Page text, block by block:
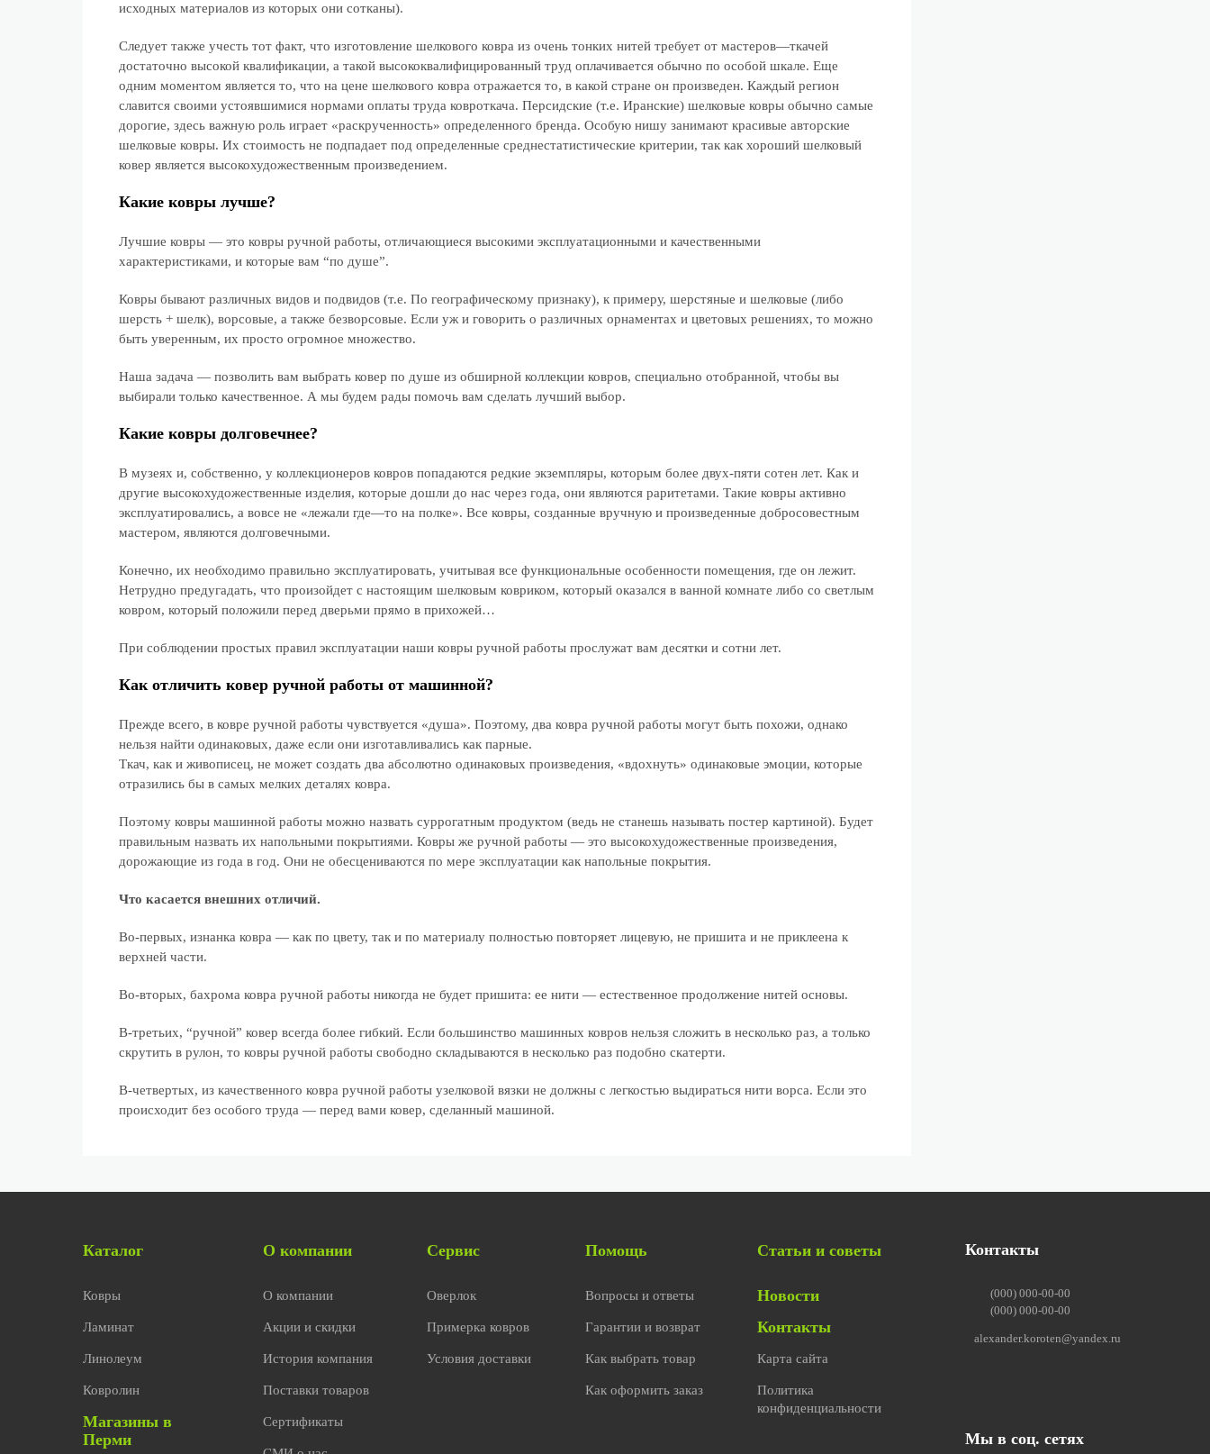
исходных материалов из которых они сотканы).
Следует также учесть тот факт, что изготовление шелкового ковра из очень тонких нитей требует от мастеров—ткачей
достаточно высокой квалификации, а такой высококвалифицированный труд оплачивается обычно по особой шкале. Еще
одним моментом является то, что на цене шелкового ковра отражается то, в какой стране он произведен. Каждый регион
славится своими устоявшимися нормами оплаты труда ковроткача. Персидские (т.е. Иранские) шелковые ковры обычно самые
дорогие, здесь важную роль играет «раскрученность» определенного бренда. Особую нишу занимают красивые авторские
шелковые ковры. Их стоимость не подпадает под определенные среднестатистические критерии, так как хороший шелковый
ковер является высокохудожественным произведением.
Какие ковры лучше?
Лучшие ковры — это ковры ручной работы, отличающиеся высокими эксплуатационными и качественными
характеристиками, и которые вам “по душе”.
Ковры бывают различных видов и подвидов (т.е. По географическому признаку), к примеру, шерстяные и шелковые (либо
шерсть + шелк), ворсовые, а также безворсовые. Если уж и говорить о различных орнаментах и цветовых решениях, то можно
быть уверенным, их просто огромное множество.
Наша задача — позволить вам выбрать ковер по душе из обширной коллекции ковров, специально отобранной, чтобы вы
выбирали только качественное. А мы будем рады помочь вам сделать лучший выбор.
Какие ковры долговечнее?
В музеях и, собственно, у коллекционеров ковров попадаются редкие экземпляры, которым более двух-пяти сотен лет. Как и
другие высокохудожественные изделия, которые дошли до нас через года, они являются раритетами. Такие ковры активно
эксплуатировались, а вовсе не «лежали где—то на полке». Все ковры, созданные вручную и произведенные добросовестным
мастером, являются долговечными.
Конечно, их необходимо правильно эксплуатировать, учитывая все функциональные особенности помещения, где он лежит.
Нетрудно предугадать, что произойдет с настоящим шелковым ковриком, который оказался в ванной комнате либо со светлым
ковром, который положили перед дверьми прямо в прихожей…
При соблюдении простых правил эксплуатации наши ковры ручной работы прослужат вам десятки и сотни лет.
Как отличить ковер ручной работы от машинной?
Прежде всего, в ковре ручной работы чувствуется «душа». Поэтому, два ковра ручной работы могут быть похожи, однако
нельзя найти одинаковых, даже если они изготавливались как парные.
Ткач, как и живописец, не может создать два абсолютно одинаковых произведения, «вдохнуть» одинаковые эмоции, которые
отразились бы в самых мелких деталях ковра.
Поэтому ковры машинной работы можно назвать суррогатным продуктом (ведь не станешь называть постер картиной). Будет
правильным назвать их напольными покрытиями. Ковры же ручной работы — это высокохудожественные произведения,
дорожающие из года в год. Они не обесцениваются по мере эксплуатации как напольные покрытия.
Что касается внешних отличий.
Во-первых, изнанка ковра — как по цвету, так и по материалу полностью повторяет лицевую, не пришита и не приклеена к
верхней части.
Во-вторых, бахрома ковра ручной работы никогда не будет пришита: ее нити — естественное продолжение нитей основы.
В-третьих, “ручной” ковер всегда более гибкий. Если большинство машинных ковров нельзя сложить в несколько раз, а только
скрутить в рулон, то ковры ручной работы свободно складываются в несколько раз подобно скатерти.
В-четвертых, из качественного ковра ручной работы узелковой вязки не должны с легкостью выдираться нити ворса. Если это
происходит без особого труда — перед вами ковер, сделанный машиной.
Каталог
Ковры
Ламинат
Линолеум
Ковролин
Магазины в
Перми
О компании
О компании
Акции и скидки
История компания
Поставки товаров
Сертификаты
Сервис
Оверлок
Примерка ковров
Условия доставки
Помощь
Вопросы и ответы
Гарантии и возврат
Как выбрать товар
Как оформить заказ
Статьи и советы
Новости
Контакты
Карта сайта
Политика
конфиденциальности
Контакты
(000) 000-00-00
(000) 000-00-00
alexander.koroten@yandex.ru
Мы в соц. сетях